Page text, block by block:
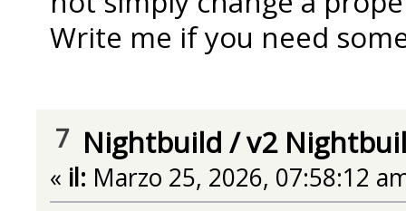
Write me if you need
7 Nightbuild /v2
« il: Marzo 25, 2026, 07:58:12